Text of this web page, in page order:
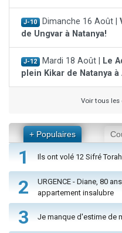
J-10 Dimanche 16 Août |
de Ungvar à Natanya!
J-12 Mardi 18 Août |
Le
plein Kikar de Natanya à
Voir tous les
+ Populaires
1 Ils ont volé 12 Sifré
2
URGENCE - Diane, 80
appartement insalubre
3 Je manque d'estime de